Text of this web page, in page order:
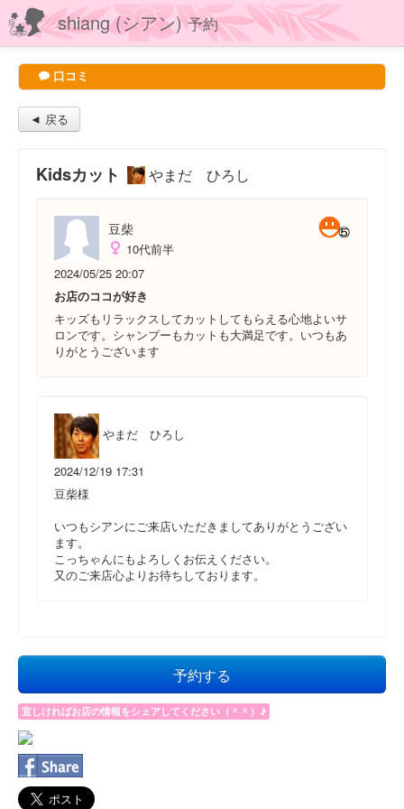
shiang (シアン)予約
口コミ
◄ 戻る
Kidsカット やまだ ひろし
豆柴
10代前半
2024/05/25 20:07
お店のココが好き
キッズもリラックスしてカットしてもらえる心地よいサ
ロンです。シャンプーもカットも大満足です。いつもあ
りがとうございます
やまだ ひろし
2024/12/19 17:31
豆柴様
いつもシアンにご来店いただきましてありがとうござい
ます。
こっちゃんにもよろしくお伝えください。
又のご来店心よりお待ちしております。
予約する
宜しければお店の情報をシェアしてください（＾＾）♪